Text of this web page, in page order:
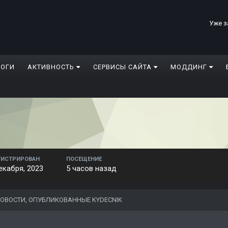
Уже
АКТИВНОСТЬ СЕРВИСЫ САЙТА МОДДИНГ
2023
ПОСЕЩЕНИЕ
5 часов назад
ОПУБЛИКОВАННЫЕ KYDECNIK